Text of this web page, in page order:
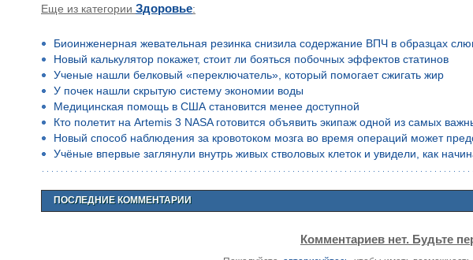
Еще из категории Здоровье:
Биоинженерная жевательная резинка снизила содержание ВПЧ в образцах
Новый калькулятор покажет, стоит ли бояться побочных эффектов статинов
Ученые нашли белковый «переключатель», который помогает сжигать жир
У почек нашли скрытую систему экономии воды
Медицинская помощь в США становится менее доступной
Кто полетит на Artemis 3 NASA готовится объявить экипаж одной из самых
Новый способ наблюдения за кровотоком мозга во время операций может
Учёные впервые заглянули внутрь живых стволовых клеток и увидели, как
ПОСЛЕДНИЕ КОММЕНТАРИИ
Комментариев нет. Будьте